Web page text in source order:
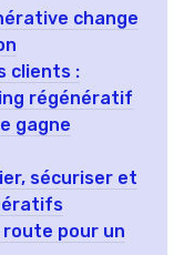
change
clients :
régénératif
gagne
sécuriser et
route pour un